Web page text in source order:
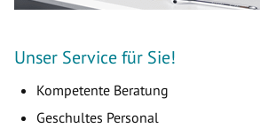
Unser Service für Sie!
Kompetente Beratung
Geschultes Personal